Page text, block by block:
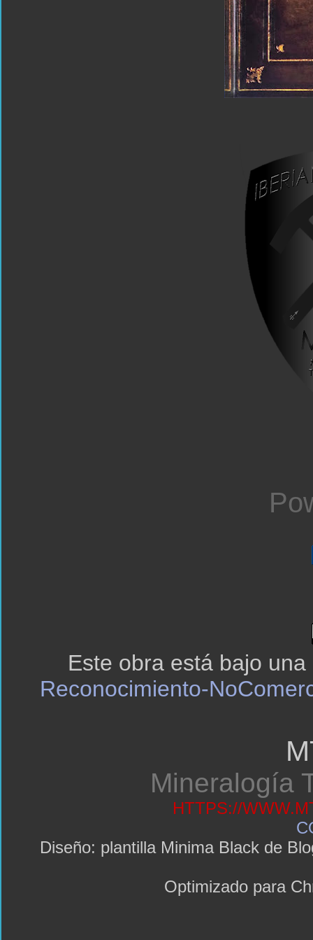
Este obra está bajo una
Reconocimiento-
Mineralogía
HTTPS://
Diseño: plantilla Minima Black de
Optimizado para